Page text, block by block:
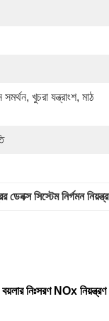
খুচরা যন্ত্রাংশ, মাঠ
ডেনক্স সিস্টেম নির্গমন
বয়লার নিঃসরণ NOx